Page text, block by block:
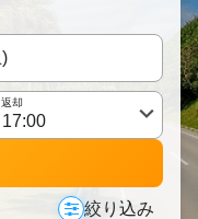
返却
絞り込み